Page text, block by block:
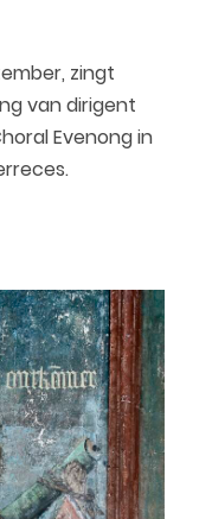
zingt
van dirigent
Evenong in